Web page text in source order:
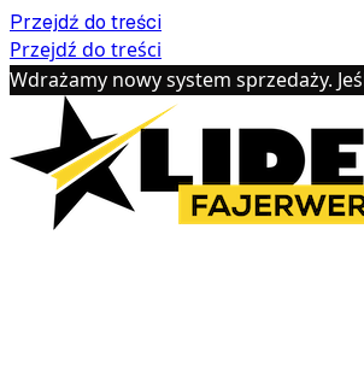
Przejdź do treści
Przejdź do treści
Wdrażamy nowy system sprzedaży.